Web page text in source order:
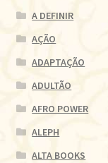
A DEFINIR
AÇÃO
ADAPTAÇÃO
ADULTÃO
AFRO POWER
ALEPH
ALTA BOOKS